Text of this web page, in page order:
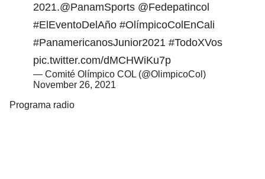
2021.@PanamSports @Fedepatincol
#ElEventoDelAño #OlímpicoColEnCali
#PanamericanosJunior2021 #TodoXVos
pic.twitter.com/dMCHWiKu7p
— Comité Olímpico COL (@OlimpicoCol)
November 26, 2021
Programa radio